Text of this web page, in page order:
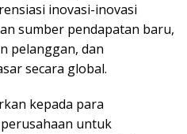
inovasi-inovasi
sumber pendapatan baru,
pelanggan, dan
secara global.
kepada para
untuk